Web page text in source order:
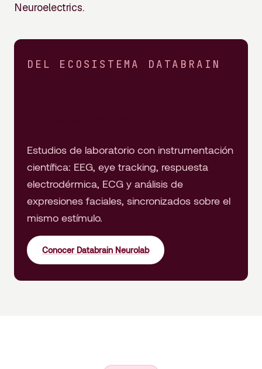
Neuroelectrics.
DEL ECOSISTEMA DATABRAIN
Estudios de laboratorio con instrumentación
científica: EEG, eye tracking, respuesta
electrodérmica, ECG y análisis de
expresiones faciales, sincronizados sobre el
mismo estímulo.
Conocer Databrain Neurolab